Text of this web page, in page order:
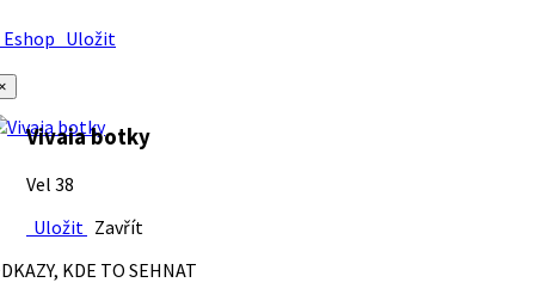
Uložit
Vivaia botky
Vel 38
Uložit Zavřít
KDE TO SEHNAT